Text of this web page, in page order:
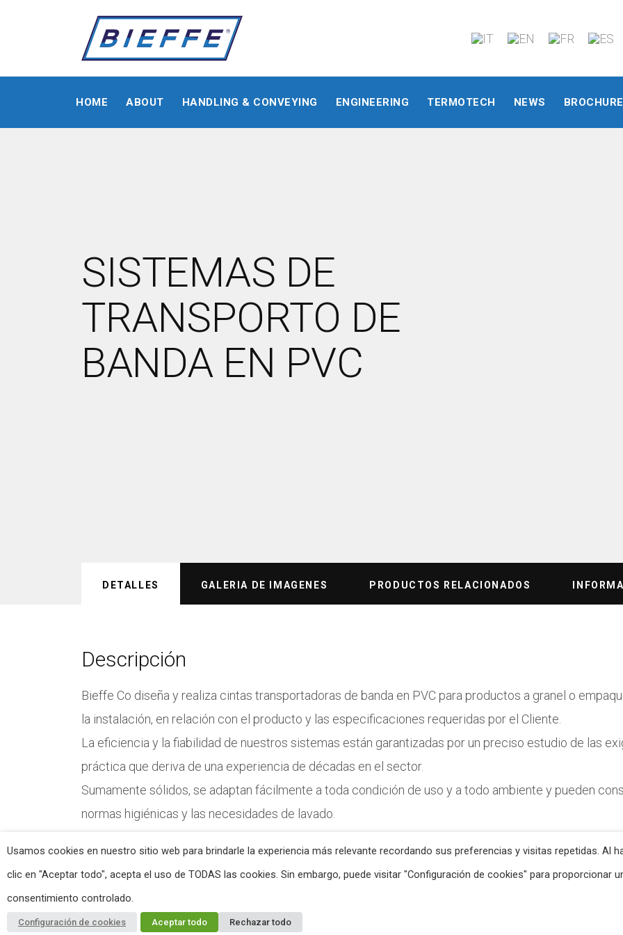
HOME ABOUT HANDLING & CONVEYING ENGINEERING TERMOTECH NEWS BROCHURE
SISTEMAS DE
TRANSPORTO DE
BANDA EN PVC
DETALLES GALERIA DE IMAGENES PRODUCTOS RELACIONADOS
Descripción
Bieffe Co diseña y realiza cintas transportadoras de banda en PVC para productos a granel o
la instalación, en relación con el producto y las especificaciones requeridas por el Cliente.
La eficiencia y la fiabilidad de nuestros sistemas están garantizadas por un preciso estudio de las
práctica que deriva de una experiencia de décadas en el sector.
Sumamente sólidos, se adaptan fácilmente a toda condición de uso y a todo ambiente y pueden
normas higiénicas y las necesidades de lavado.
Bieffe Co - P.IVA: 01355360056 -Privacy Policy-Cookie Policy
Usamos cookies en nuestro sitio web para brindarle la experiencia más relevante recordando sus preferencias y visitas repetidas. Al
clic en "Aceptar todo", acepta el uso de TODAS las cookies. Sin embargo, puede visitar "Configuración de cookies" para proporcionar
consentimiento controlado.
Configuración de cookies Aceptar todo Rechazar todo